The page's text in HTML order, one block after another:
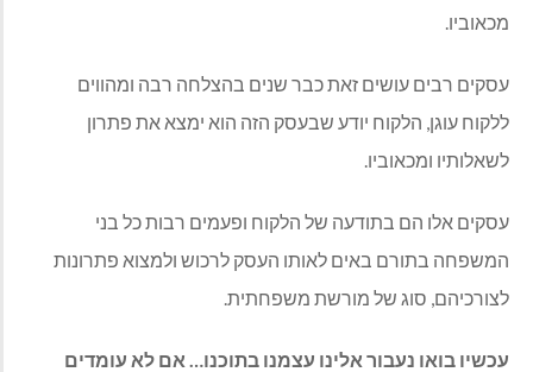
מכאוביו.
עסקים רבים עושים זאת כבר שנים בהצלחה רבה ומהווים
ללקוח עוגן, הלקוח יודע שבעסק הזה הוא ימצא את פתרון
לשאלותיו ומכאוביו.
עסקים אלו הם בתודעה של הלקוח ופעמים רבות כל בני
המשפחה בתורם באים לאותו העסק לרכוש ולמצוא פתרונות
לצורכיהם, סוג של מורשת משפחתית.
עכשיו בואו נעבור אלינו עצמנו בתוכנו… אם לא עומדים